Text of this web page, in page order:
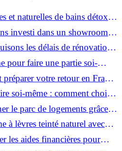
et naturelles de bains détox
investi dans un showroom-
apporte aux clients
les délais de rénovation à
pour faire une partie soi-
le reste ?votre retour en France
à distance ?
soi-même : comment choisir
?
le parc de logements grâce à
?
à lèvres teinté naturel avec
les aides financières pour